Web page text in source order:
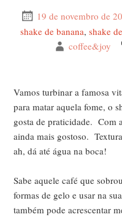
Publicado
em
19 de novembro de
shake de banana, shake
Autor
coffee&joy
Vamos turbinar a famosa
para matar aquela fome, o
gosta de praticidade. Com
ainda mais gostoso.
ah, dá até água na boca!
Sabe aquele café que
formas de gelo e usar na
também pode acrescentar